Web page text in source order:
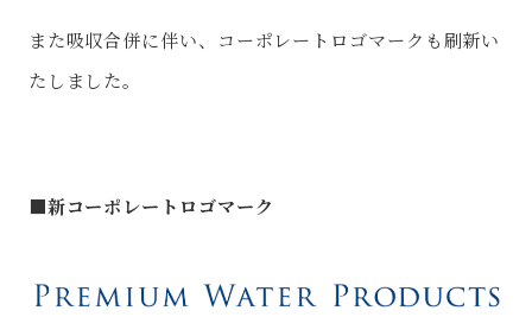
また吸収合併に伴い、コーポレートロゴマークも刷新い
たしました。
■新コーポレートロゴマーク